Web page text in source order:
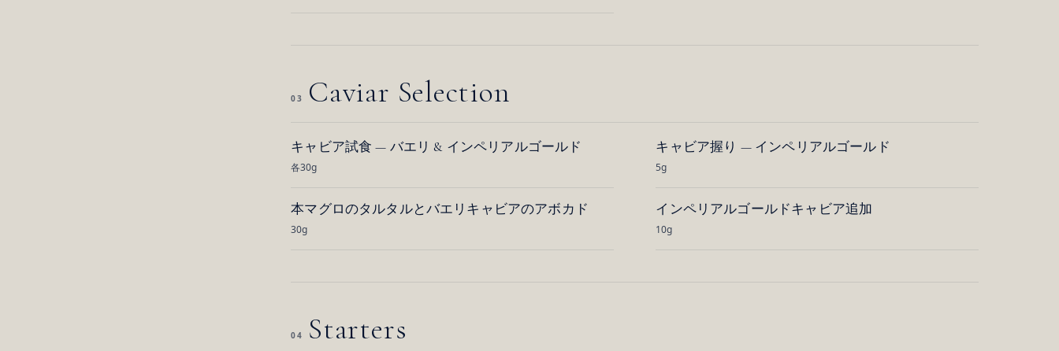
03 Caviar Selection
キャビア試食 — バエリ & インペリアルゴールド
各30g
キャビア握り — インペリアルゴールド
5g
本マグロのタルタルとバエリキャビアのアボカド
30g
インペリアルゴールドキャビア追加
10g
04 Starters